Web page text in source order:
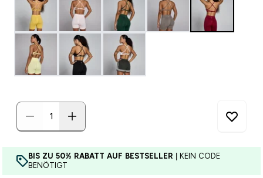
BIS ZU 50% RABATT AUF BESTSELLER | KEIN CODE
BENÖTIGT